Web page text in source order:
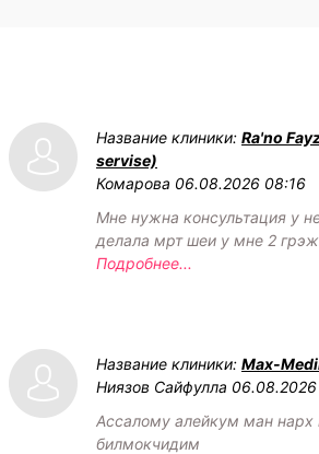
Название клиники: Ra'no
servise)
Комарова 06.08.2026 08:16
Мне нужна консультация у
делала мрт шеи у мне 2
Подробнее...
Название клиники: Max-
Ниязов Сайфулла
Ассалому алейкум ман нарх
билмокчидим